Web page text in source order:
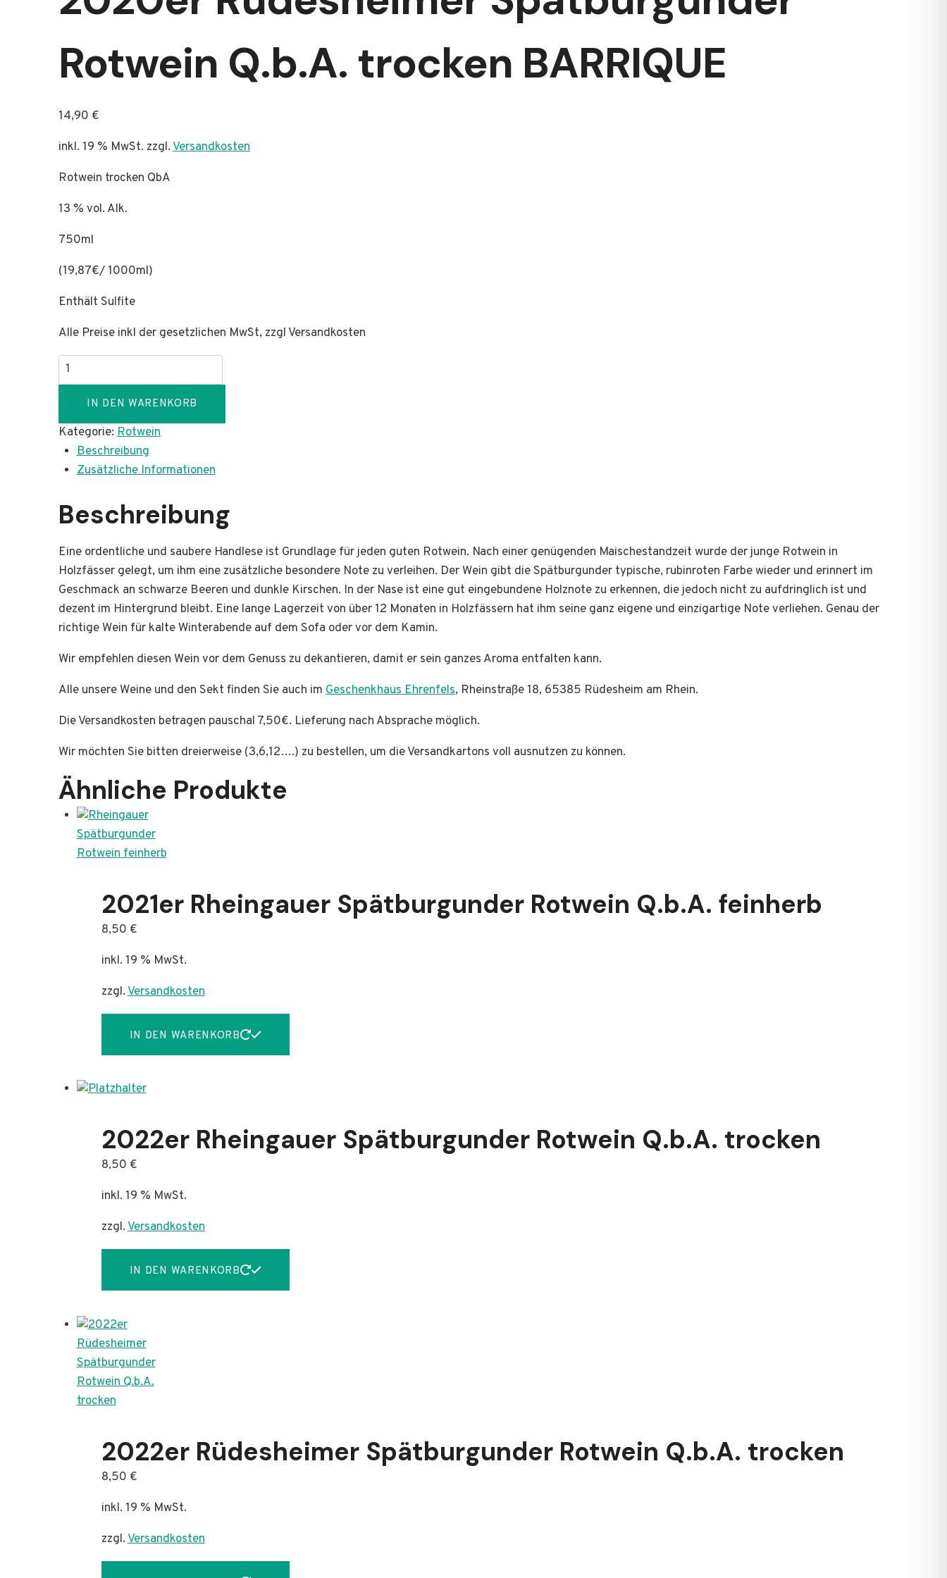
Rotwein Q.b.A. trocken BARRIQUE
14,90 €
inkl. 19 % MwSt. zzgl.Versandkosten
Rotwein trocken QbA
13 % vol. Alk.
750ml
(19,87€/ 1000ml)
Enthält Sulfite
Alle Preise inkl der gesetzlichen MwSt, zzgl Versandkosten
2020er
Rüdesheimer
Spätburgunder
Rotwein
Q.b.A.
trocken
BARRIQUE
IN DEN WARENKORB
Kategorie: Rotwein
Beschreibung
Zusätzliche Informationen
Beschreibung
Eine ordentliche und saubere Handlese ist Grundlage für jeden guten Rotwein. Nach einer genügenden Maischestandzeit wurde der junge Rotwein in
Holzfässer gelegt, um ihm eine zusätzliche besondere Note zu verleihen. Der Wein gibt die Spätburgunder typische, rubinroten Farbe wieder und erinnert im
Geschmack an schwarze Beeren und dunkle Kirschen. In der Nase ist eine gut eingebundene Holznote zu erkennen, die jedoch nicht zu aufdringlich ist und
dezent im Hintergrund bleibt. Eine lange Lagerzeit von über 12 Monaten in Holzfässern hat ihm seine ganz eigene und einzigartige Note verliehen. Genau der
richtige Wein für kalte Winterabende auf dem Sofa oder vor dem Kamin.
Wir empfehlen diesen Wein vor dem Genuss zu dekantieren, damit er sein ganzes Aroma entfalten kann.
Alle unsere Weine und den Sekt finden Sie auch im Geschenkhaus Ehrenfels, Rheinstraße 18, 65385 Rüdesheim am Rhein.
Die Versandkosten betragen pauschal 7,50€. Lieferung nach Absprache möglich.
Wir möchten Sie bitten dreierweise (3,6,12….) zu bestellen, um die Versandkartons voll ausnutzen zu können.
Ähnliche Produkte
2021er Rheingauer Spätburgunder Rotwein Q.b.A. feinherb
8,50 €
inkl. 19 % MwSt.
zzgl.Versandkosten
IN DEN WARENKORB
2022er Rheingauer Spätburgunder Rotwein Q.b.A. trocken
8,50 €
inkl. 19 % MwSt.
zzgl.Versandkosten
IN DEN WARENKORB
2022er Rüdesheimer Spätburgunder Rotwein Q.b.A. trocken
8,50 €
inkl. 19 % MwSt.
zzgl.Versandkosten